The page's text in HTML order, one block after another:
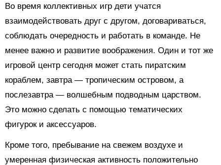
Во время коллективных игр дети учатся
взаимодействовать друг с другом, договариваться,
соблюдать очередность и работать в команде. Не
менее важно и развитие воображения. Один и тот же
игровой центр сегодня может стать пиратским
кораблем, завтра — тропическим островом, а
послезавтра — волшебным подводным царством.
Это можно сделать с помощью тематических
фигурок и аксессуаров.
Кроме того, пребывание на свежем воздухе и
умеренная физическая активность положительно